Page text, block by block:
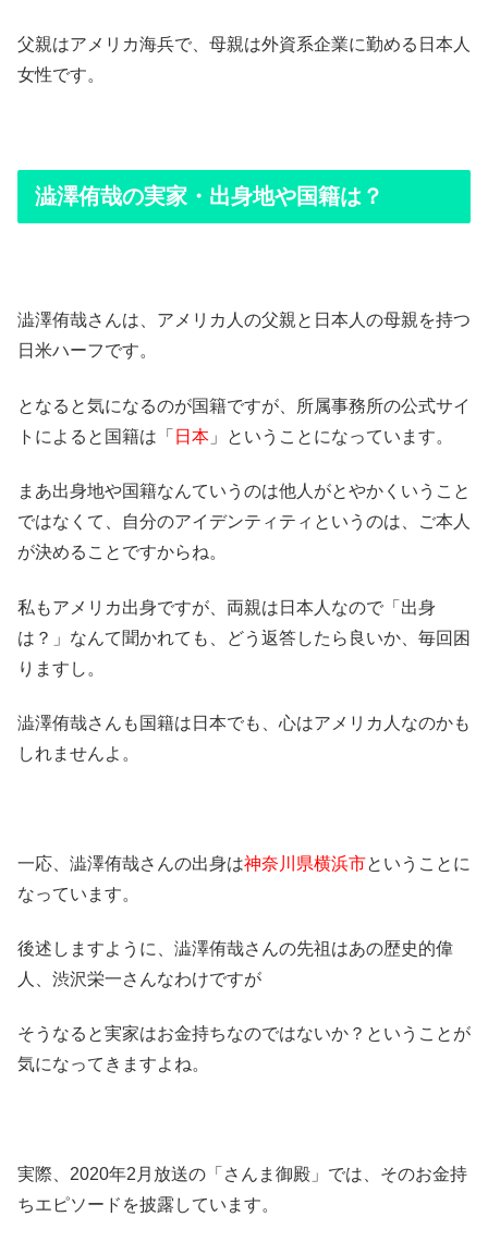
父親はアメリカ海兵で、母親は外資系企業に勤める日本人
女性です。
澁澤侑哉の実家・出身地や国籍は？
澁澤侑哉さんは、アメリカ人の父親と日本人の母親を持つ
日米ハーフです。
となると気になるのが国籍ですが、所属事務所の公式サイ
トによると国籍は「 日本 」ということになっています。
まあ出身地や国籍なんていうのは他人がとやかくいうこと
ではなくて、自分のアイデンティティというのは、ご本人
が決めることですからね。
私もアメリカ出身ですが、両親は日本人なので「出身
は？」なんて聞かれても、どう返答したら良いか、毎回困
りますし。
澁澤侑哉さんも国籍は日本でも、心はアメリカ人なのかも
しれませんよ。
一応、澁澤侑哉さんの出身は神奈川県横浜市ということに
なっています。
後述しますように、澁澤侑哉さんの先祖はあの歴史的偉
人、渋沢栄一さんなわけですが
そうなると実家はお金持ちなのではないか？ということが
気になってきますよね。
実際、2020年2月放送の「さんま御殿」では、そのお金持
ちエピソードを披露しています。